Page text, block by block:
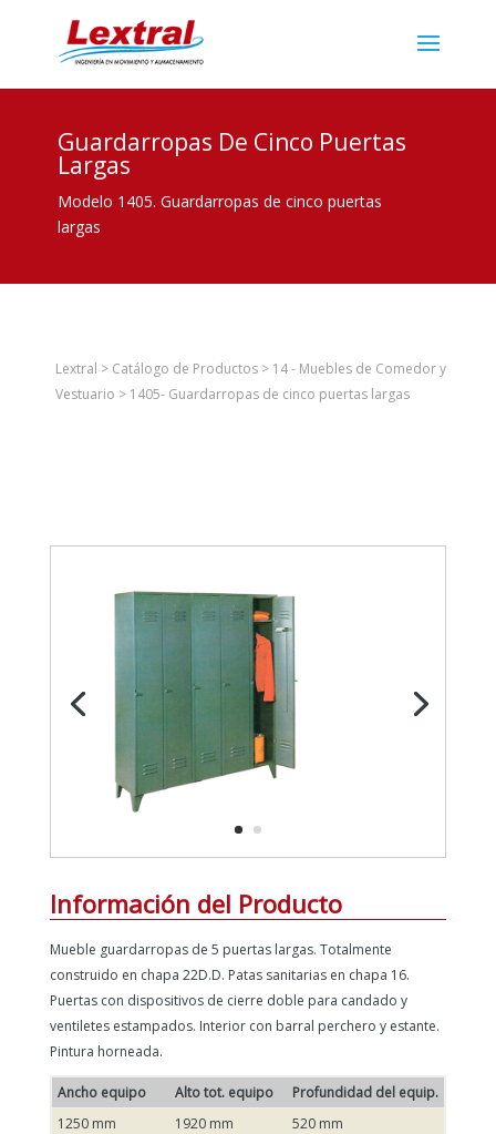
Guardarropas De Cinco Puertas
Largas
Modelo 1405. Guardarropas de cinco puertas
largas
Lextral > Catálogo de Productos> 14 - Muebles de Comedor y
Vestuario > 1405- Guardarropas de cinco puertas largas
Información del Producto
Mueble guardarropas de 5 puertas largas. Totalmente
construido en chapa 22D.D. Patas sanitarias en chapa 16.
Puertas con dispositivos de cierre doble para candado y
ventiletes estampados. Interior con barral perchero y estante.
Pintura horneada.
Ancho equipo Alto tot. equipo
Profundidad del equip.
1250 mm
1920 mm
520 mm